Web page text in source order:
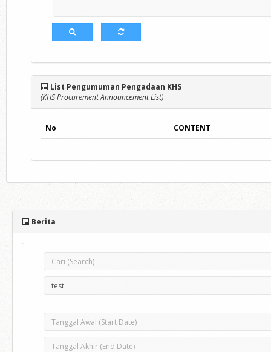
List Pengumuman Pengadaan KHS
(KHS Procurement Announcement List)
No CONTENT
Berita